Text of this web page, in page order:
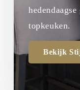
topkeuken.
Bekijk